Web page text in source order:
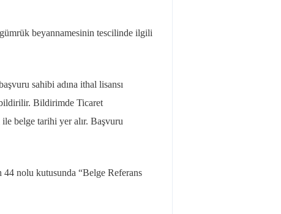
beyannamesinin tescilinde ilgili
sahibi adına ithal lisansı
Bildirimde Ticaret
belge tarihi yer alır. Başvuru
nolu kutusunda “Belge Referans